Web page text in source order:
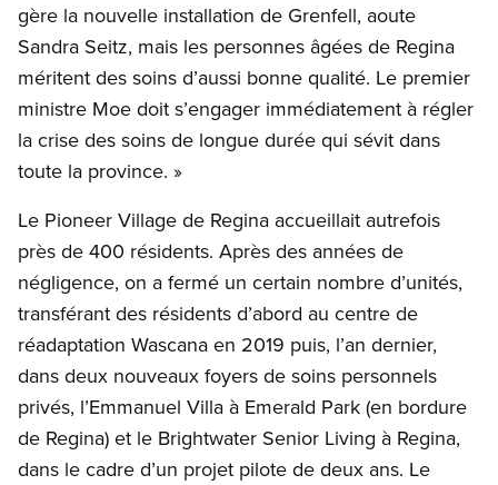
gère la nouvelle installation de Grenfell, aoute
Sandra Seitz, mais les personnes âgées de Regina
méritent des soins d’aussi bonne qualité. Le premier
ministre Moe doit s’engager immédiatement à régler
la crise des soins de longue durée qui sévit dans
toute la province. »
Le Pioneer Village de Regina accueillait autrefois
près de 400 résidents. Après des années de
négligence, on a fermé un certain nombre d’unités,
transférant des résidents d’abord au centre de
réadaptation Wascana en 2019 puis, l’an dernier,
dans deux nouveaux foyers de soins personnels
privés, l’Emmanuel Villa à Emerald Park (en bordure
de Regina) et le Brightwater Senior Living à Regina,
dans le cadre d’un projet pilote de deux ans. Le